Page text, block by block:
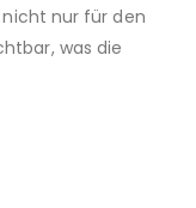
nicht nur für den
was die